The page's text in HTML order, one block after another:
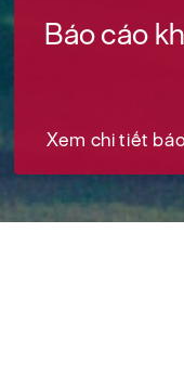
Báo cáo
Xem chi tiết